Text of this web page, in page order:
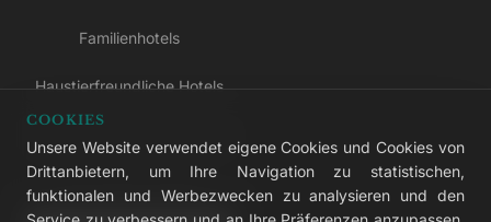
Familienhotels
Haustierfreundliche Hotels
All-inclusive-Hotels
COOKIES
Unsere Website verwendet eigene Cookies und Cookies von
Drittanbietern, um Ihre Navigation zu statistischen,
funktionalen und Werbezwecken zu analysieren und den